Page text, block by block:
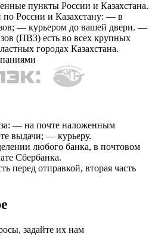
пункты России и Казахстана.
по России и Казахстану: — в
— курьером до вашей двери. —
(ПВЗ) есть во всех крупных
городах Казахстана.
— на почте наложенным
выдачи; — курьеру.
любого банка, в почтовом
Сбербанка.
перед отправкой, вторая часть
задайте их нам